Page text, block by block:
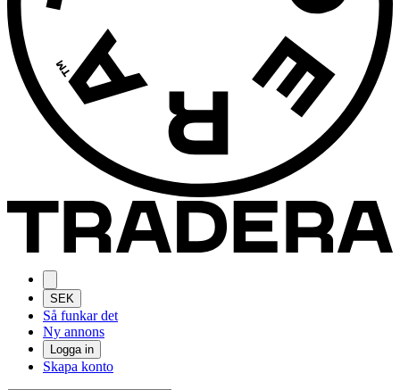
SEK
Så funkar det
Ny annons
Logga in
Skapa konto